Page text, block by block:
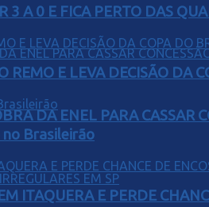
DA ENEL PARA CASSAR
A 0 E FICA PERTO DAS
REMO E LEVA DECISÃO DA
no Brasileirão
ITAQUERA E PERDE